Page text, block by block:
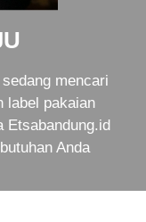
mencari
label pakaian
Etsabandung.id
Anda